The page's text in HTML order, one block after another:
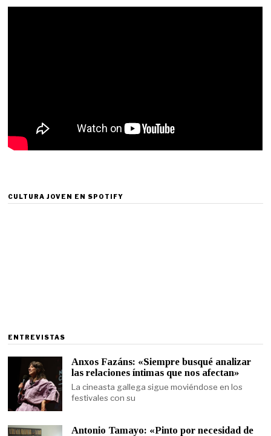
CULTURA JOVEN EN SPOTIFY
ENTREVISTAS
Anxos Fazáns: «Siempre busqué analizar
las relaciones íntimas que nos afectan»
La cineasta gallega sigue moviéndose en los
festivales con su
Antonio Tamayo: «Pinto por necesidad de